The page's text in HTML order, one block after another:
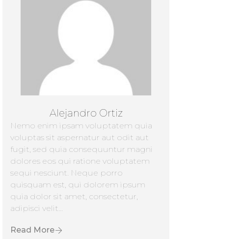
Alejandro Ortiz
Nemo enim ipsam voluptatem quia
voluptas sit aspernatur aut odit aut
fugit, sed quia consequuntur magni
dolores eos qui ratione voluptatem
sequi nesciunt. Neque porro
quisquam est, qui dolorem ipsum
quia dolor sit amet, consectetur,
adipisci velit...
Read More